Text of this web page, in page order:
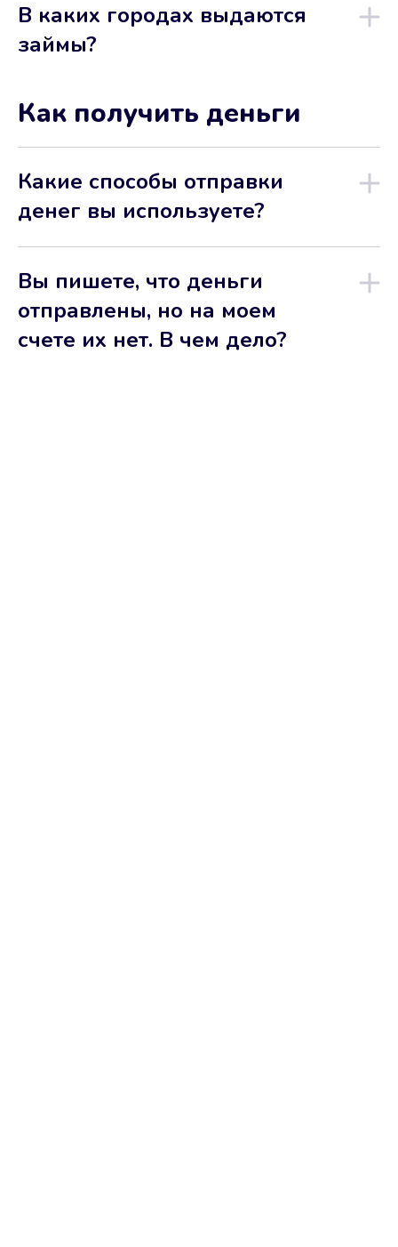
В каких городах выдаются
займы?
Как получить деньги
Какие способы отправки
денег вы используете?
Вы пишете, что деньги
отправлены, но на моем
счете их нет. В чем дело?